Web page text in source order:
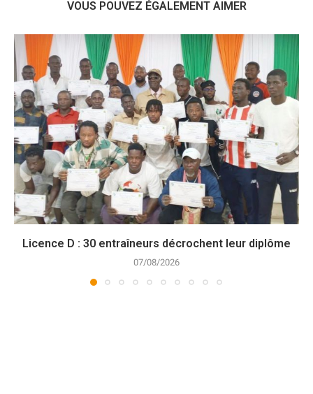
VOUS POUVEZ ÉGALEMENT AIMER
Licence D : 30 entraîneurs décrochent leur diplôme
07/08/2026